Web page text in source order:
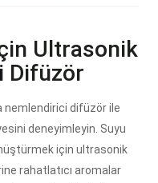
Ultrasonik
Difüzör
nemlendirici difüzör ile
deneyimleyin. Suyu
için ultrasonik
rahatlatıcı aromalar